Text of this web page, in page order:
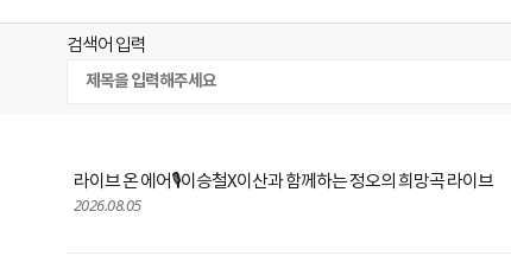
검색어 입력
라이브 온 에어🎙️이승철X이산과 함께하는 정오의 희망곡 라이브
2026.08.05